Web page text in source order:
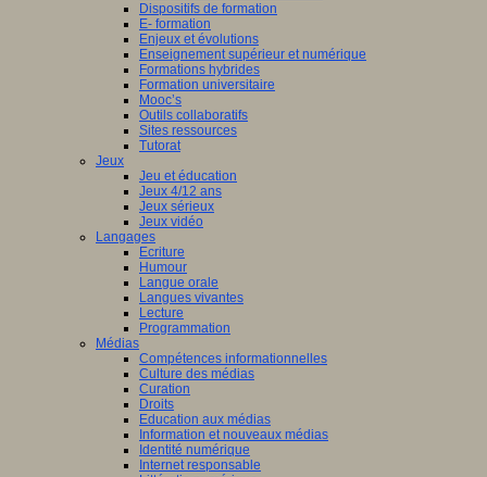
Dispositifs de formation
E- formation
Enjeux et évolutions
Enseignement supérieur et numérique
Formations hybrides
Formation universitaire
Mooc’s
Outils collaboratifs
Sites ressources
Tutorat
Jeux
Jeu et éducation
Jeux 4/12 ans
Jeux sérieux
Jeux vidéo
Langages
Ecriture
Humour
Langue orale
Langues vivantes
Lecture
Programmation
Médias
Compétences informationnelles
Culture des médias
Curation
Droits
Education aux médias
Information et nouveaux médias
Identité numérique
Internet responsable